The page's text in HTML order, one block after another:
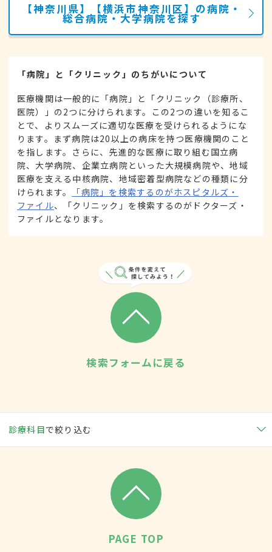
【神奈川県】【横浜市神奈川区】の病院・
総合病院・大学病院を探す
「病院」と「クリニック」のちがいについて
医療機関は一般的に「病院」と「クリニック（診療所、
医院）」の2つに分けられます。この2つの違いを知るこ
とで、よりスムーズに適切な医療を受けられるようにな
ります。まず病院は20以上の病床を持つ医療機関のこと
を指します。さらに、先進的な医療に取り組む国立病
院、大学病院、企業立病院といった大規模病院や、地域
医療を支える中核病院、地域密着型病院などの種類に分
けられます。
「病院」を検索するのがホスピタルズ・
ファイル、「クリニック」を検索するのがドクターズ・
ファイルとなります。
検索フォームに戻る
診療科目で絞り込む
PAGE TOP